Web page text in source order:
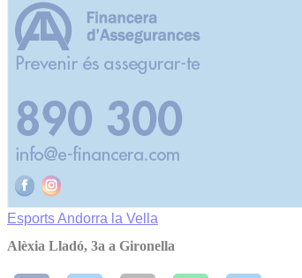
EsportsAndorra la Vella
Alèxia Lladó, 3a a Gironella